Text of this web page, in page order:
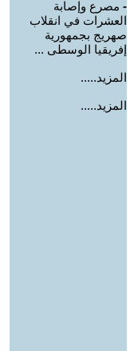
- مصرع وإصابة
العشرات في انقلاب
صهريج بجمهورية
إفريقيا الوسطى ...
المزيد.....
المزيد.....